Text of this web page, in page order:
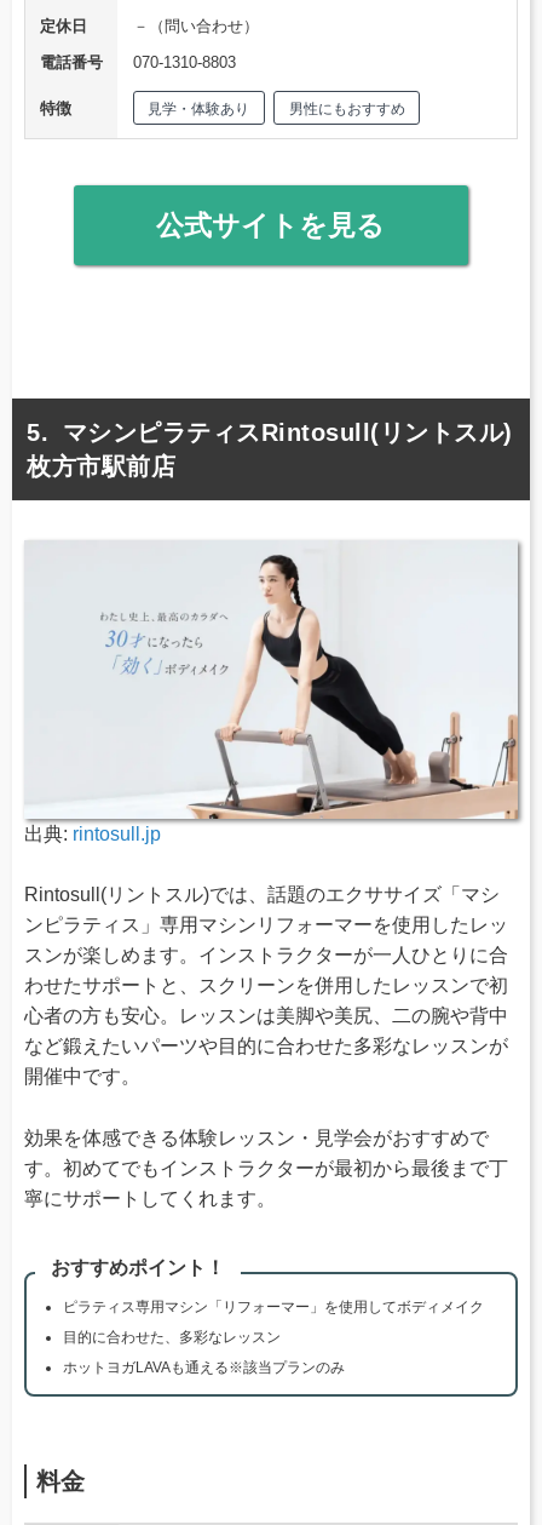
定休日
－（問い合わせ）
電話番号
070-1310-8803
特徴 見学・体験あり 男性にもおすすめ
公式サイトを見る
マシンピラティスRintosull(リントスル)
枚方市駅前店
出典: rintosull.jp
Rintosull(リントスル)では、話題のエクササイズ「マシ
ンピラティス」専用マシンリフォーマーを使用したレッ
スンが楽しめます。インストラクターが一人ひとりに合
わせたサポートと、スクリーンを併用したレッスンで初
心者の方も安心。レッスンは美脚や美尻、二の腕や背中
など鍛えたいパーツや目的に合わせた多彩なレッスンが
開催中です。
効果を体感できる体験レッスン・見学会がおすすめで
す。初めてでもインストラクターが最初から最後まで丁
寧にサポートしてくれます。
おすすめポイント！
ピラティス専用マシン「リフォーマー」を使用してボディメイク
目的に合わせた、多彩なレッスン
ホットヨガLAVAも通える※該当プランのみ
料金